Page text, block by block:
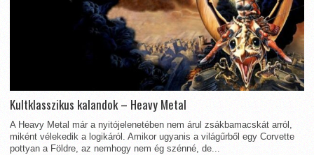
Kultklasszikus kalandok – Heavy Metal
A Heavy Metal már a nyitójelenetében nem árul zsákbamacskát arról,
miként vélekedik a logikáról. Amikor ugyanis a világűrből egy Corvette
pottyan a Földre, az nemhogy nem ég szénné, de...